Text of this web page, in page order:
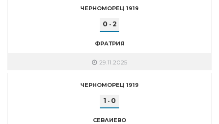
ЧЕРНОМОРЕЦ 1919
0- 2
ФРАТРИЯ
29.11.2025
ЧЕРНОМОРЕЦ 1919
1 - 0
СЕВЛИЕВО